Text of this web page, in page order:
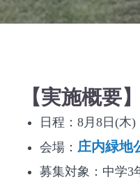
【実施概要】
日程：8月8日(
会場： 庄内緑
募集対象：中学3